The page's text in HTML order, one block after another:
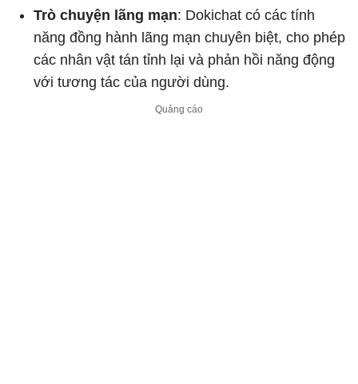
Trò chuyện lãng mạn: Dokichat có các tính
năng đồng hành lãng mạn chuyên biệt, cho phép
các nhân vật tán tỉnh lại và phản hồi năng động
với tương tác của người dùng.